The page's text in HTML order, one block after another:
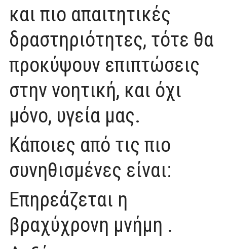
και πιο απαιτητικές
δραστηριότητες, τότε θα
προκύψουν επιπτώσεις
στην νοητική, και όχι
μόνο, υγεία μας.
Κάποιες από τις πιο
συνηθισμένες είναι:
Επηρεάζεται η
βραχύχρονη μνήμη .